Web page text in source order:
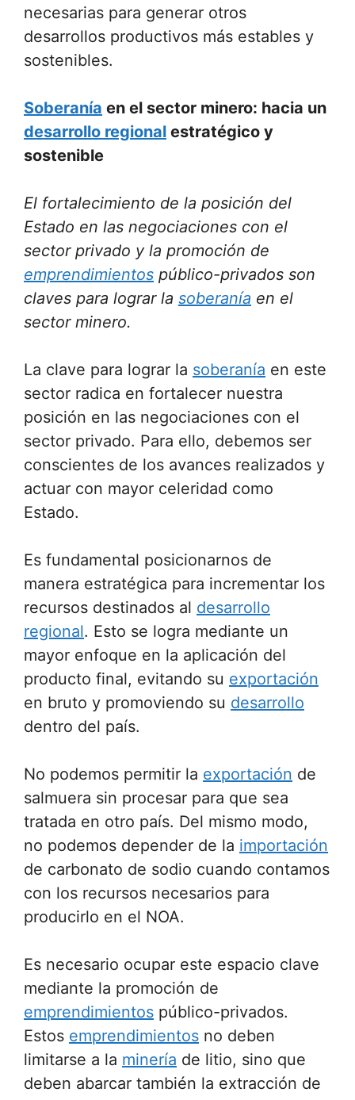
necesarias para generar otros
desarrollos productivos más estables y
sostenibles.
Soberanía en el sector minero: hacia un
desarrollo regional estratégico y
sostenible
El fortalecimiento de la posición del
Estado en las negociaciones con el
sector privado y la promoción de
emprendimientos público-privados son
claves para lograr la soberanía en el
sector minero.
La clave para lograr la soberanía en este
sector radica en fortalecer nuestra
posición en las negociaciones con el
sector privado. Para ello, debemos ser
conscientes de los avances realizados y
actuar con mayor celeridad como
Estado.
Es fundamental posicionarnos de
manera estratégica para incrementar los
recursos destinados al desarrollo
regional. Esto se logra mediante un
mayor enfoque en la aplicación del
producto final, evitando su exportación
en bruto y promoviendo su desarrollo
dentro del país.
No podemos permitir la exportación de
salmuera sin procesar para que sea
tratada en otro país. Del mismo modo,
no podemos depender de la importación
de carbonato de sodio cuando contamos
con los recursos necesarios para
producirlo en el NOA.
Es necesario ocupar este espacio clave
mediante la promoción de
emprendimientos público-privados.
Estos emprendimientos no deben
limitarse a la minería de litio, sino que
deben abarcar también la extracción de